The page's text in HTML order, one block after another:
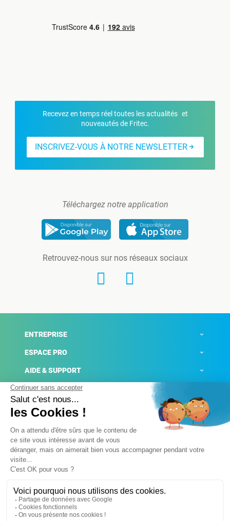
Recevez en temps réel toutes les actualités et
nouveautés de Fritec.
INSCRIVEZ-VOUS À NOTRE NEWSLETTER
Téléchargez notre application
Retrouvez-nous sur nos réseaux sociaux
ENTREPRISE
ESPACE PRO
AIDE & SUPPORT
ACTUALITÉS
Mentions légales
Conditions générales de ventes
Plateforme de signalement